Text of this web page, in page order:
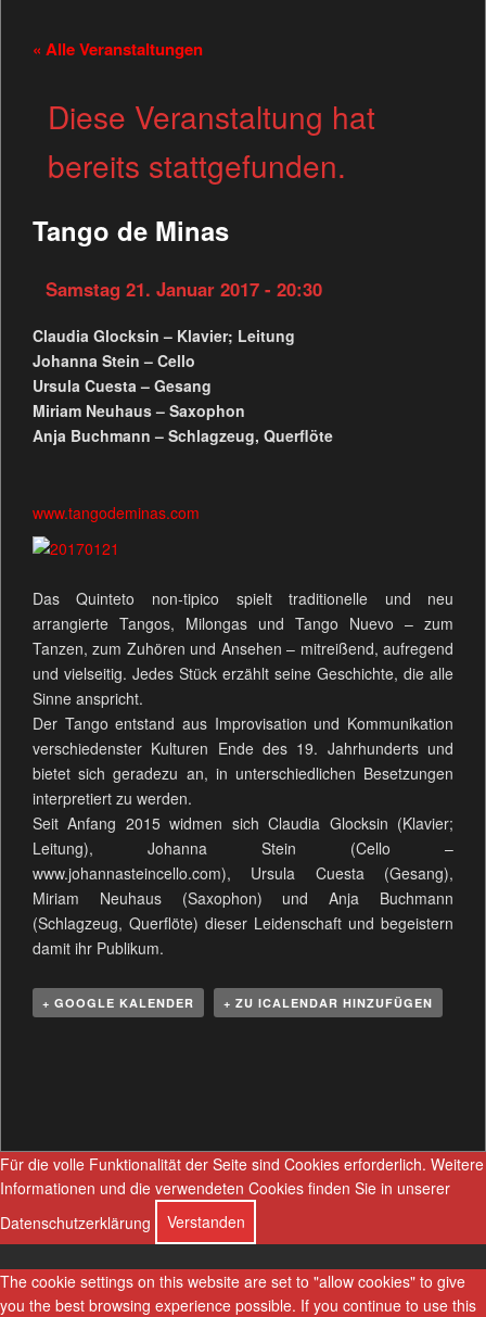
« Alle Veranstaltungen
Diese Veranstaltung hat
bereits stattgefunden.
Tango de Minas
Samstag 21. Januar 2017 - 20:30
Claudia Glocksin – Klavier; Leitung
Johanna Stein – Cello
Ursula Cuesta – Gesang
Miriam Neuhaus – Saxophon
Anja Buchmann – Schlagzeug, Querflöte
www.tangodeminas.com
Das Quinteto non-tipico spielt traditionelle und neu
arrangierte Tangos, Milongas und Tango Nuevo – zum
Tanzen, zum Zuhören und Ansehen – mitreißend, aufregend
und vielseitig. Jedes Stück erzählt seine Geschichte, die alle
Sinne anspricht.
Der Tango entstand aus Improvisation und Kommunikation
verschiedenster Kulturen Ende des 19. Jahrhunderts und
bietet sich geradezu an, in unterschiedlichen Besetzungen
interpretiert zu werden.
Seit Anfang 2015 widmen sich Claudia Glocksin (Klavier;
Leitung), Johanna Stein (Cello –
www.johannasteincello.com), Ursula Cuesta (Gesang),
Miriam Neuhaus (Saxophon) und Anja Buchmann
(Schlagzeug, Querflöte) dieser Leidenschaft und begeistern
damit ihr Publikum.
+ GOOGLE KALENDER + ZU ICALENDAR HINZUFÜGEN
n
s
a
t
Für die volle Funktionalität der Seite sind Cookies erforderlich. Weitere
Informationen und die verwendeten Cookies finden Sie in unserer
Datenschutzerklärung
Verstanden
The cookie settings on this website are set to "allow cookies" to give
you the best browsing experience possible. If you continue to use this